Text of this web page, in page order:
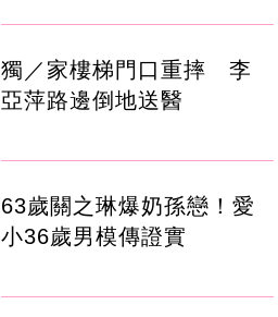
獨／家樓梯門口重摔 李
亞萍路邊倒地送醫
63歲關之琳爆奶孫戀！愛
小36歲男模傳證實